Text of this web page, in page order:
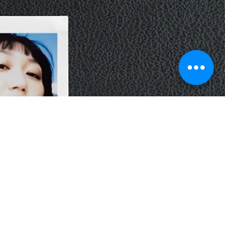
กรุงเทพฯ 1 กรกฎาคม 2567 — บริษัท ฟูจิฟิล์ม
(ประเทศไทย) จำกัด ชวนเปิดมุมมองการถ่ายภาพกลุ่
และภาพทิวทัศน์สวยๆ ด้วยกล้องอินสแตนท์อนาล็อก
รุ่น...